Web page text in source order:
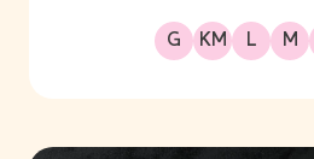
G
Gluteeniton KM
Kananmunaton L
Laktoositon M
Maitoproteiiniton